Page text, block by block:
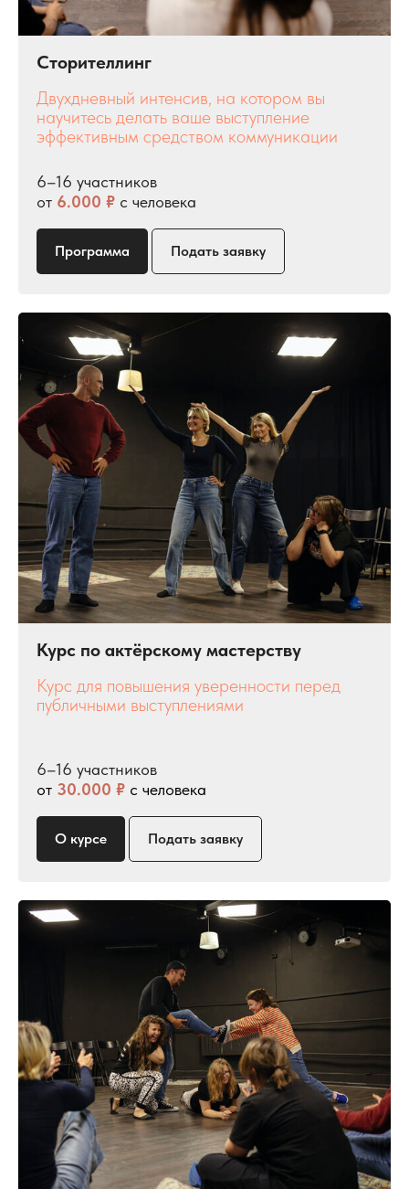
Сторителлинг
Двухдневный интенсив, на котором вы
научитесь делать ваше выступление
эффективным средством коммуникации
6–16 участников
от 6.000 ₽ с человека
Программа Подать заявку
Курс по актёрскому мастерству
Курс для повышения уверенности перед
публичными выступлениями
6–16 участников
от 30.000 ₽ с человека
О курсе Подать заявку